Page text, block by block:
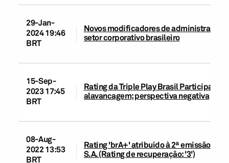
29-Jan-
2024 19:46
BRT
Novos modificadores de administração
setor corporativo brasileiro
15-Sep-
2023 17:45
BRT
Rating da Triple Play Brasil
alavancagem; perspectiva negativa
08-Aug-
2022 13:53
BRT
Rating 'brA+' atribuído à 2ª emissão de
S.A. (Rating de recuperação: '3')